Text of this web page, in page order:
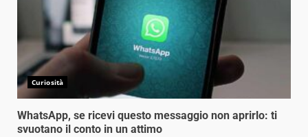
Curiosità
WhatsApp, se ricevi questo messaggio non aprirlo: ti
svuotano il conto in un attimo